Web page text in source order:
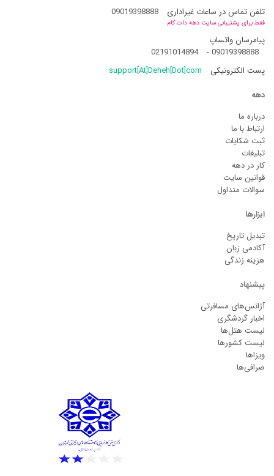
تلفن تماس در ساعات غیراداری 09019398888
فقط برای پشتیبانی سایت دهه دات کام
پیامرسان واتساپ
09019398888
-
02191014894
پست الکترونیکی
support[At]Deheh[Dot]com
دهه
درباره ما
ارتباط با ما
ثبت شکایات
تبلیغات
کار در دهه
قوانین سایت
سوالات متداول
ابزارها
تبدیل تاریخ
آکادمی زبان
هزینه زندگی
پیشنهاد
آژانس‌های مسافرتی
اخبار گردشگری
لیست هتل‌ها
لیست کشورها
ویزاها
صرافی‌ها